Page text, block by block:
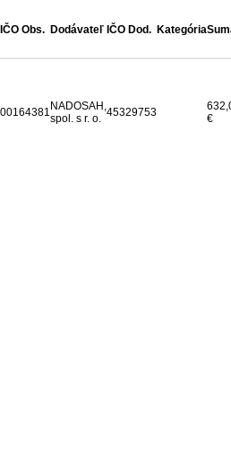
IČO Obs. Dodávateľ IČO Dod. Kategória
00164381 NADOSAH,
spol. s r. o. 45329753
€